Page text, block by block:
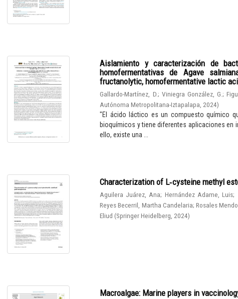
Aislamiento y caracterización de
homofermentativas de Agave
fructanolytic, homofermentative lactic
Gallardo-Martínez, D.; Viniegra González, G. ;
Autónoma Metropolitana-Iztapalapa 2024)
"El ácido láctico es un compuesto químico
bioquímicos y tiene diferentes aplicaciones en
ello, existe una ...
Characterization of L‑cysteine methyl
Aguilera Juárez, Ana; Hernández Adame, Luis;
Reyes Becerril, Martha Candelaria; Rosales
Eliud (Springer Heidelberg, 2024)
Macroalgae: Marine players in